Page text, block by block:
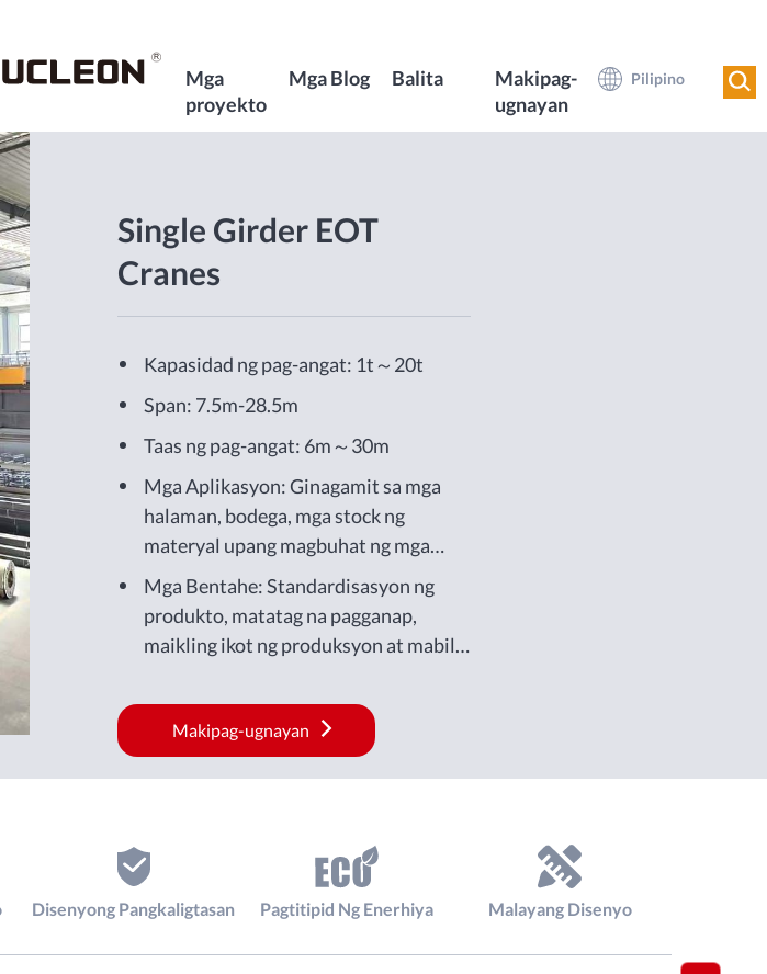
Mga
proyekto
Mga Blog Balita
Makipag-
ugnayan
Pilipino
Single Girder EOT
Cranes
Kapasidad ng pag-angat: 1t～20t
Span: 7.5m-28.5m
Taas ng pag-angat: 6m～30m
Mga Aplikasyon: Ginagamit sa mga
halaman, bodega, mga stock ng
materyal upang magbuhat ng mga
kalakal.
Mga Bentahe: Standardisasyon ng
produkto, matatag na pagganap,
maikling ikot ng produksyon at mabilis
Makipag-ugnayan
Disenyong Pangkaligtasan Pagtitipid Ng Enerhiya Malayang Disenyo